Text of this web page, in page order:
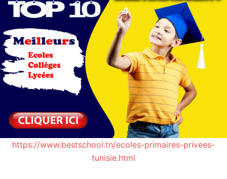
https://www.bestschool.tn/ecoles-primaires-privees-
tunisie.html